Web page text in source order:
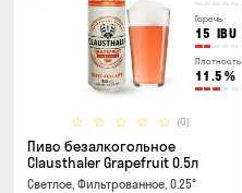
Горечь
15 IBU
Плотность
11.5 %
(0)
Пиво безалкогольное
Clausthaler Grapefruit 0.5л
Светлое, Фильтрованное, 0.25°